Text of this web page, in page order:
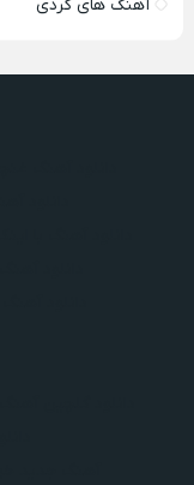
آهنگ های کردی